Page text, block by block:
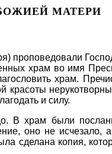
МАТЕРИ
проповедовали
храм во имя
храм.
и силу.
В храм были
оно не исчезало,
сделана копия,